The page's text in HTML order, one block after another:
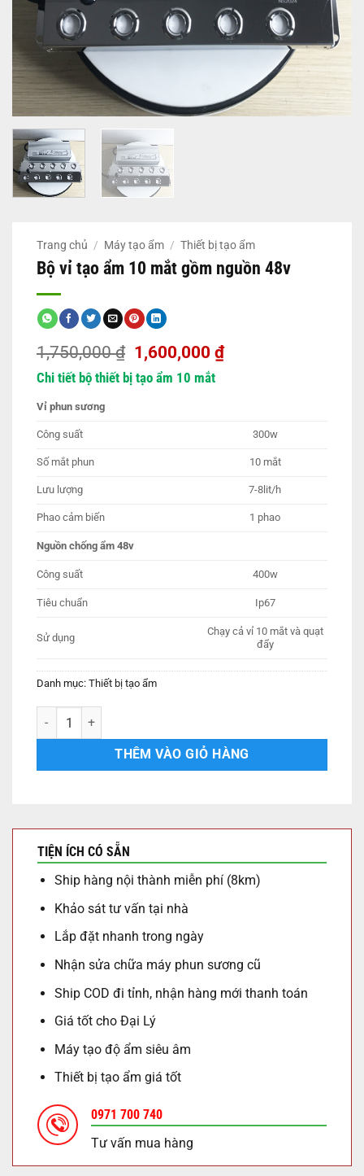
Trang chủ / Máy tạo ẩm / Thiết bị tạo ẩm
Bộ vỉ tạo ẩm 10 mắt gồm nguồn 48v
1,750,000₫ Giá
gốc
là:
1,600,000₫Giá
Chi tiết bộ thiết bị tạo ẩm 10 mắt
Vỉ phun sương
Công suất 300w
Số mắt phun 10 mắt
Lưu lượng 7-8lit/h
Phao cảm biến 1 phao
Nguồn chống ẩm 48v
Công suất 400w
Tiêu chuẩn Ip67
Sử dụng
Chạy cả vỉ 10 mắt và quạt
đẩy
Danh mục: Thiết bị tạo ẩm
Bộ vỉ tạo ẩm 10 mắt gồm nguồn 48v số lượng
THÊM VÀO GIỎ HÀNG
TIỆN ÍCH CÓ SẴN
Ship hàng nội thành miễn phí (8km)
Khảo sát tư vấn tại nhà
Lắp đặt nhanh trong ngày
Nhận sửa chữa máy phun sương cũ
Ship COD đi tỉnh, nhận hàng mới thanh toán
Giá tốt cho Đại Lý
Máy tạo độ ẩm siêu âm
Thiết bị tạo ẩm giá tốt
0971 700 740
Tư vấn mua hàng